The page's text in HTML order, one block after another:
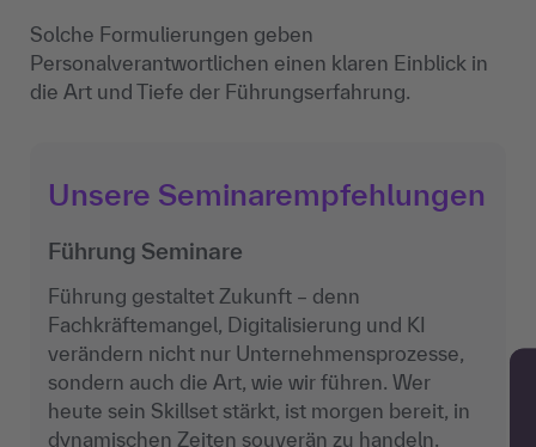
Solche Formulierungen geben
Personalverantwortlichen einen klaren Einblick in
die Art und Tiefe der Führungserfahrung.
Unsere Seminarempfehlungen
Führung Seminare
Führung gestaltet Zukunft – denn
Fachkräftemangel, Digitalisierung und KI
verändern nicht nur Unternehmensprozesse,
sondern auch die Art, wie wir führen. Wer
heute sein Skillset stärkt, ist morgen bereit, in
dynamischen Zeiten souverän zu handeln.